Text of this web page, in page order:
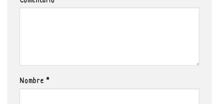
Nombre *